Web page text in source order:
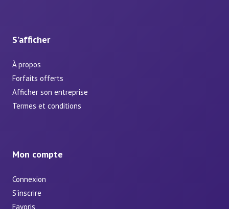
S’afficher
À propos
Forfaits offerts
Afficher son entreprise
Termes et conditions
Mon compte
Connexion
S’inscrire
Favoris